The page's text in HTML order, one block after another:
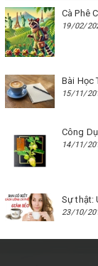
Cà Phê
19/02/
Bài Học
15/11/
Công
14/11/
Sự thật:
23/10/